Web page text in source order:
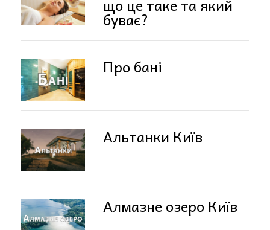
що це таке та який
буває?
Про бані
Альтанки Київ
Алмазне озеро Київ